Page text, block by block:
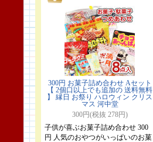
300円 お菓子詰め合わせ Aセット
【 2個口以上でも追加の 送料無料
】 縁日 お祭り ハロウィン クリス
マス 河中堂
300円(税抜 278円)
子供が喜ぶお菓子詰め合わせ 300
円 人気のおやつがいっぱいのお菓